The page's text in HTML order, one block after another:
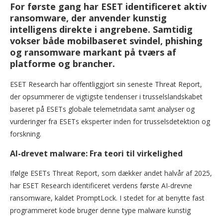
For første gang har ESET identificeret aktiv
ransomware, der anvender kunstig
intelligens direkte i angrebene. Samtidig
vokser både mobilbaseret svindel, phishing
og ransomware markant på tværs af
platforme og brancher.
ESET Research har offentliggjort sin seneste Threat Report,
der opsummerer de vigtigste tendenser i trusselslandskabet
baseret på ESETs globale telemetridata samt analyser og
vurderinger fra ESETs eksperter inden for trusselsdetektion og
forskning.
AI-drevet malware: Fra teori til virkelighed
Ifølge ESETs Threat Report, som dækker andet halvår af 2025,
har ESET Research identificeret verdens første AI-drevne
ransomware, kaldet PromptLock. I stedet for at benytte fast
programmeret kode bruger denne type malware kunstig